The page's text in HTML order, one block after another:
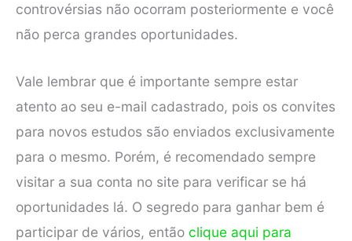
controvérsias não ocorram posteriormente e você
não perca grandes oportunidades.
Vale lembrar que é importante sempre estar
atento ao seu e-mail cadastrado, pois os convites
para novos estudos são enviados exclusivamente
para o mesmo. Porém, é recomendado sempre
visitar a sua conta no site para verificar se há
oportunidades lá. O segredo para ganhar bem é
participar de vários, então clique aqui para